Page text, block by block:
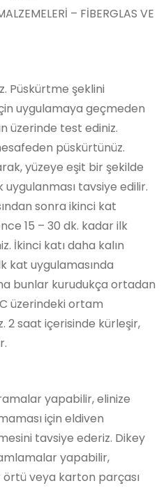
– FİBERGLAS VE
Püskürtme şeklini
uygulamaya geçmeden
üzerinde test ediniz.
püskürtünüz.
yüzeye eşit bir şekilde
tavsiye edilir.
sonra ikinci kat
15 – 30 dk. kadar ilk
İkinci katı daha kalın
kat uygulamasında
bunlar kurudukça ortadan
üzerindeki ortam
2 saat içerisinde kürleşir,
yapabilir, elinize
için eldiven
tavsiye ederiz. Dikey
yapabilir,
veya karton parçası